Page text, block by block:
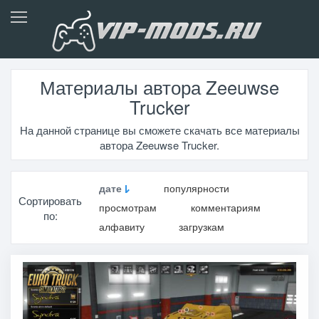
Материалы автора Zeeuwse
Trucker
На данной странице вы сможете скачать все материалы
автора Zeeuwse Trucker.
Сортировать
по:
дате
популярности
просмотрам
комментариям
алфавиту
загрузкам